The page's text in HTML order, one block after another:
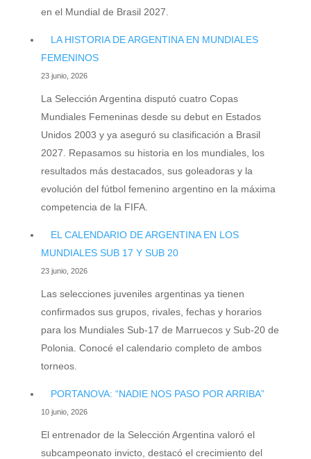
en el Mundial de Brasil 2027.
LA HISTORIA DE ARGENTINA EN MUNDIALES
FEMENINOS
23 junio, 2026
La Selección Argentina disputó cuatro Copas
Mundiales Femeninas desde su debut en Estados
Unidos 2003 y ya aseguró su clasificación a Brasil
2027. Repasamos su historia en los mundiales, los
resultados más destacados, sus goleadoras y la
evolución del fútbol femenino argentino en la máxima
competencia de la FIFA.
EL CALENDARIO DE ARGENTINA EN LOS
MUNDIALES SUB 17 Y SUB 20
23 junio, 2026
Las selecciones juveniles argentinas ya tienen
confirmados sus grupos, rivales, fechas y horarios
para los Mundiales Sub-17 de Marruecos y Sub-20 de
Polonia. Conocé el calendario completo de ambos
torneos.
PORTANOVA: “NADIE NOS PASO POR ARRIBA”
10 junio, 2026
El entrenador de la Selección Argentina valoró el
subcampeonato invicto, destacó el crecimiento del